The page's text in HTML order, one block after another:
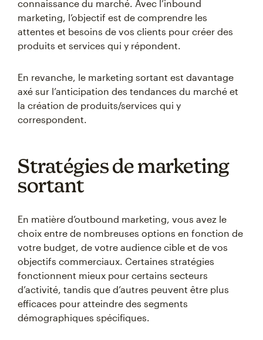
connaissance du marché. Avec l’inbound
marketing, l’objectif est de comprendre les
attentes et besoins de vos clients pour créer des
produits et services qui y répondent.
En revanche, le marketing sortant est davantage
axé sur l’anticipation des tendances du marché et
la création de produits/services qui y
correspondent.
Stratégies de marketing
sortant
En matière d’outbound marketing, vous avez le
choix entre de nombreuses options en fonction de
votre budget, de votre audience cible et de vos
objectifs commerciaux. Certaines stratégies
fonctionnent mieux pour certains secteurs
d’activité, tandis que d’autres peuvent être plus
efficaces pour atteindre des segments
démographiques spécifiques.